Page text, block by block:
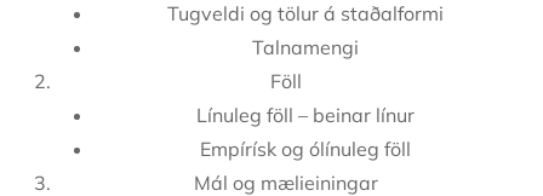
Tugveldi og tölur á staðalformi
Talnamengi
Föll
Línuleg föll – beinar línur
Empírísk og ólínuleg föll
Mál og mælieiningar